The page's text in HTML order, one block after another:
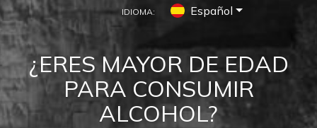
IDIOMA: Español
¿ERES MAYOR DE EDAD
PARA CONSUMIR
ALCOHOL?
VALLE DE COLCHAGUA
Vive la Experiencia Montes en el
Valle de Colchagua